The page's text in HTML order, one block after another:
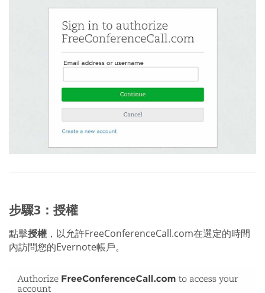
步驟3：授權
點擊授權 ，以允許FreeConferenceCall.com在選定的時間
內訪問您的Evernote帳戶。